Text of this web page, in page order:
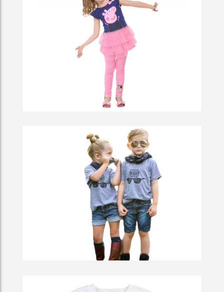
Frozen Trees In A Lake
Boat In A Harbor